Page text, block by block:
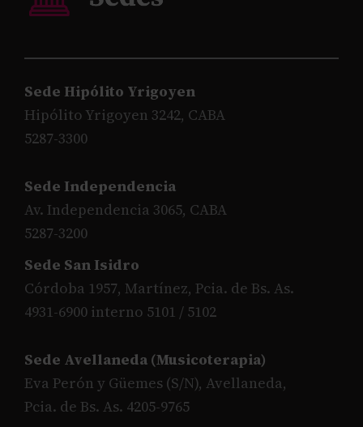
Sede Hipólito Yrigoyen
Hipólito Yrigoyen 3242, CABA
5287-3300
Sede Independencia
Av. Independencia 3065, CABA
5287-3200
Sede San Isidro
Córdoba 1957, Martínez, Pcia. de Bs. As.
4931-6900 interno 5101 / 5102
Sede Avellaneda (Musicoterapia)
Eva Perón y Güemes (S/N), Avellaneda,
Pcia. de Bs. As. 4205-9765